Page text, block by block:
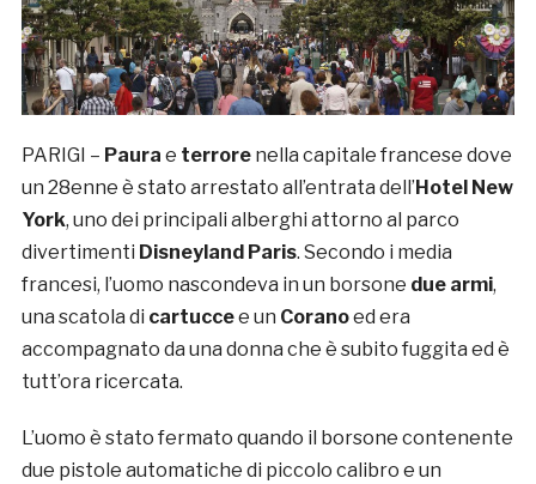
PARIGI – Paura e terrorenella capitale francese dove
un 28enne è stato arrestato all’entrata dell’ Hotel New
York, uno dei principali alberghi attorno al parco
divertimenti Disneyland Paris. Secondo i media
francesi, l’uomo nascondeva in un borsone due armi,
una scatola di cartuccee un Coranoed era
accompagnato da una donna che è subito fuggita ed è
tutt’ora ricercata.
L’uomo è stato fermato quando il borsone contenente
due pistole automatiche di piccolo calibro e un